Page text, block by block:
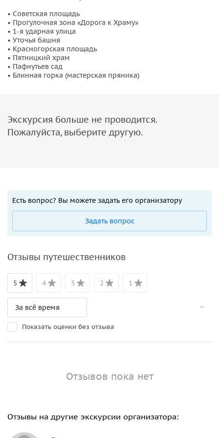
народное гуляние.
• Узнаем про Коляду и святки. Какие песни нужно петь и
как правильно выпрашивать угощения? Что было в
стаканчиках у гуляющих (явно не раф)?
И конечно, будем гулять по вечернему украшенному
городу и заряжаться праздничной атмосферой!
• Советская площадь
• Прогулочная зона «Дорога к Храму»
• 1-я ударная улица
• Уточья башня
• Красногорская площадь
• Пятницкий храм
• Пафнутьев сад
• Блинная горка (мастерская пряника)
Экскурсия больше не проводится.
Пожалуйста, выберите другую.
Есть вопрос? Вы можете задать его организатору
Задать вопрос
Отзывы путешественников
5 4 3 2 1
Показать оценки без отзыва
Отзывов пока нет
Отзывы на другие экскурсии организатора: